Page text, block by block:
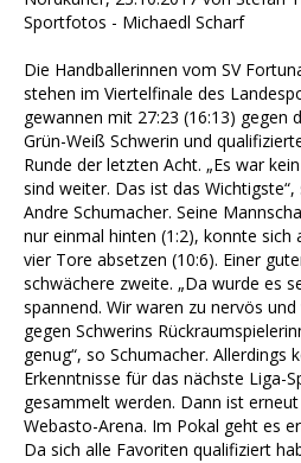
Sportfotos - Michaedl Scharf
Die Handballerinnen vom SV
stehen im Viertelfinale des
gewannen mit 27:23 (16:13) gegen
Grün-Weiß Schwerin und
Runde der letzten Acht. „Es war
sind weiter. Das ist das
Andre Schumacher. Seine
nur einmal hinten (1:2), konnte sich
vier Tore absetzen (10:6). Einer
schwächere zweite. „Da wurde es
spannend. Wir waren zu nervös
gegen Schwerins
genug“, so Schumacher. Allerdings
Erkenntnisse für das nächste Liga-
gesammelt werden. Dann ist
Webasto-Arena. Im Pokal geht es
Da sich alle Favoriten qualifiziert